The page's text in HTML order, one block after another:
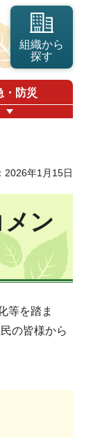
組織から
探す
・防災
2026年1月15日
ン
等を踏ま
の皆様から